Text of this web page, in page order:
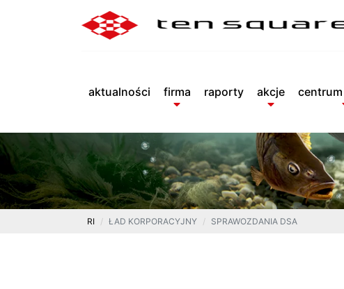
aktualności firma raporty akcje
RI ŁAD KORPORACYJNY SPRAWOZDANIA DSA